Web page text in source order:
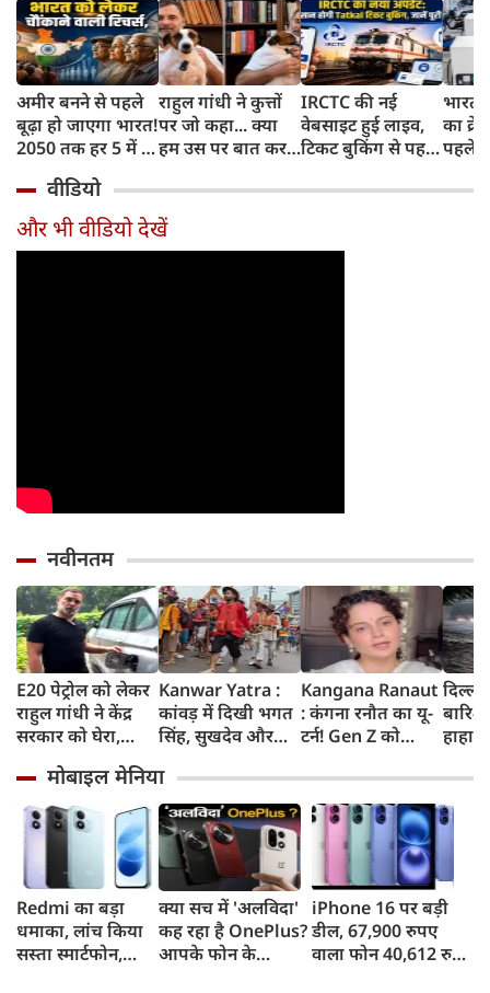
अमीर बनने से पहले
बूढ़ा हो जाएगा भारत!
2050 तक हर 5 में 1
साल से ज्यादा उम्र का
राहुल गांधी ने कुत्तों
पर जो कहा... क्या
हम उस पर बात कर
IRCTC की नई
वेबसाइट हुई लाइव,
टिकट बुकिंग से पहले
काम, जानें पूरा
भारत
का
पहले
और
वीडियो
और भी वीडियो देखें
नवीनतम
E20 पेट्रोल को लेकर
राहुल गांधी ने केंद्र
सरकार को घेरा,
लोगों की गाड़ियां हो
रहीं खराब, BJP ने
बताया खराब
पटकथा
Kanwar Yatra :
कांवड़ में दिखी भगत
सिंह, सुखदेव और
अमरगाथा,
शिवभक्तों ने अनोखे
अंदाज में दी
श्रद्धांजलि
Kangana Ranaut
: कंगना रनौत का यू-
टर्न! Gen Z को
'सबसे बड़ी ताकत',
कुछ दिन पहले
प्रदर्शनकारियों को
कहा था 'जेनरेशन
गटर'
जाम
सड़कों
तक
मोबाइल मेनिया
Redmi का बड़ा
धमाका, लांच किया
सस्ता स्मार्टफोन,
क्या सच में 'अलविदा'
कह रहा है OnePlus?
आपके फोन के
iPhone 16 पर बड़ी
डील, 67,900 रुपए
वाला फोन 40,612 रुपए